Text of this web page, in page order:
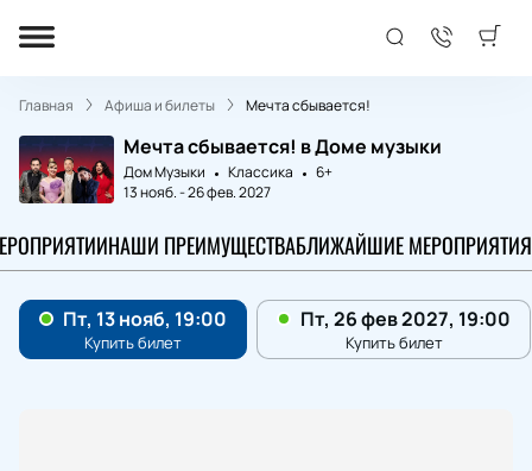
Главная Афиша и билеты Мечта сбывается!
Мечта сбывается! в Доме музыки
Дом Музыки Классика
6+
13 нояб.-26 фев. 2027
НАШИ ПРЕИМУЩЕСТВАБЛИЖАЙШИЕ МЕРОПРИЯТИЯ